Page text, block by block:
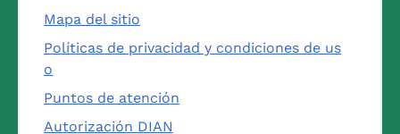
Mapa del sitio
Políticas de privacidad y condiciones de us
o
Puntos de atención
Autorización DIAN